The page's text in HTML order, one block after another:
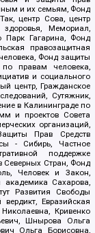
и их семьям, Фонд
центр Сова, центр
Мемориал,
Парк Гагарина, Фонд
правозащитная
Фонд защиты
по правам человека,
и социального
центр, Гражданское
Сутяжник,
в Калининграде по
и проектов Совета
организаций,
Прав Средств
- Сибирь, Частное
поддержке
Северных Стран, Фонд
Человек и Закон,
Сахарова,
Развития Свободы
Евразийская
Кривенко
Шнырова Ольга
Ольга Борисовна,